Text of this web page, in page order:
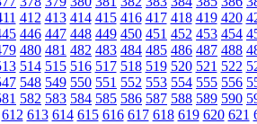
412 413 414 415 416 417 418 419 420
446 447 448 449 450 451 452 453 454
480 481 482 483 484 485 486 487 488
514 515 516 517 518 519 520 521 522
548 549 550 551 552 553 554 555 556
582 583 584 585 586 587 588 589 590
612 613 614 615 616 617 618 619 620 621